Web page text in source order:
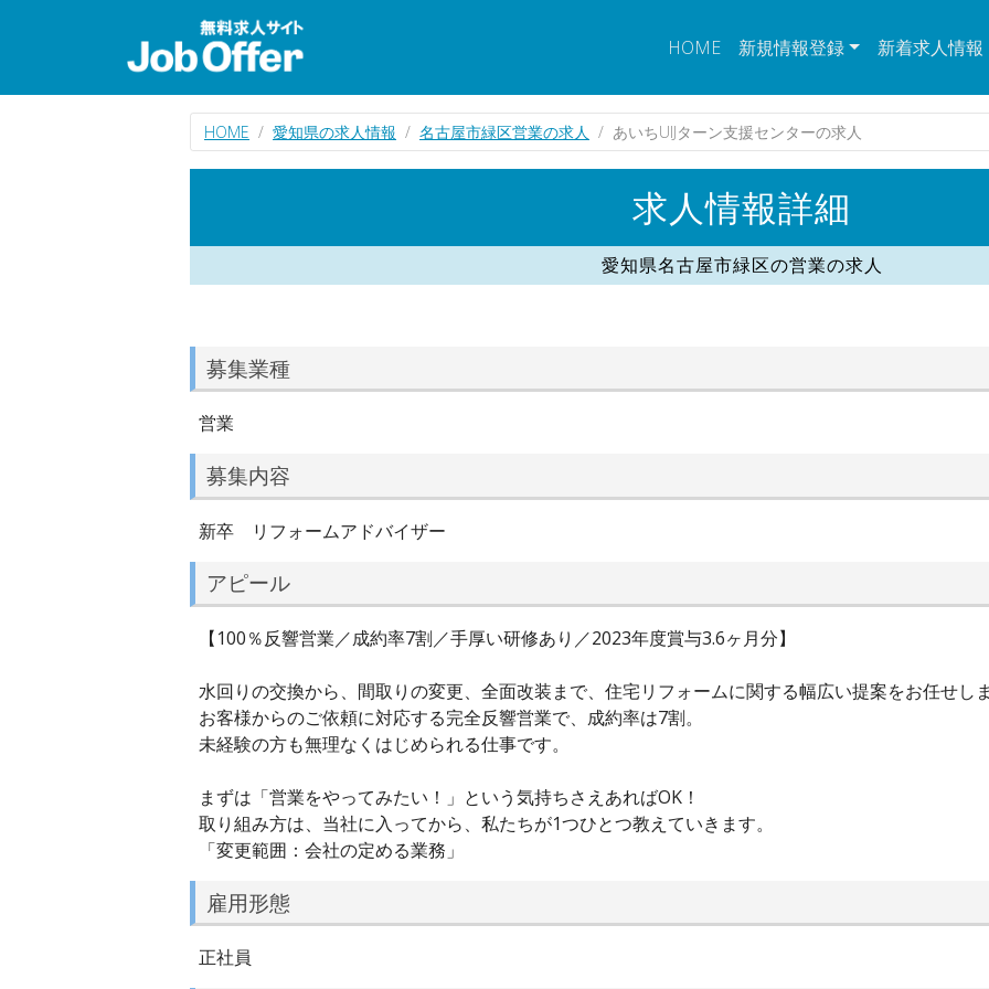
HOME 新規情報登録 新着求人情報
HOME 愛知県の求人情報 名古屋市緑区営業の求人 あいちUIJターン支援センターの求人
求人情報詳細
愛知県名古屋市緑区の営業の求人
募集業種
営業
募集内容
新卒 リフォームアドバイザー
アピール
【100％反響営業／成約率7割／手厚い研修あり／2023年度賞与3.6ヶ月分】
水回りの交換から、間取りの変更、全面改装まで、住宅リフォームに関する幅広い提案をお任せし
お客様からのご依頼に対応する完全反響営業で、成約率は7割。
未経験の方も無理なくはじめられる仕事です。
まずは「営業をやってみたい！」という気持ちさえあればOK！
取り組み方は、当社に入ってから、私たちが1つひとつ教えていきます。
「変更範囲：会社の定める業務」
雇用形態
正社員